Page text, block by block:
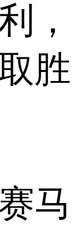
，
胜
马